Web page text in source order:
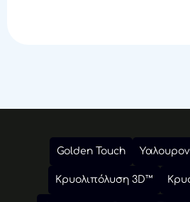
Golden Touch
Κρυολιπόλυση 3D™